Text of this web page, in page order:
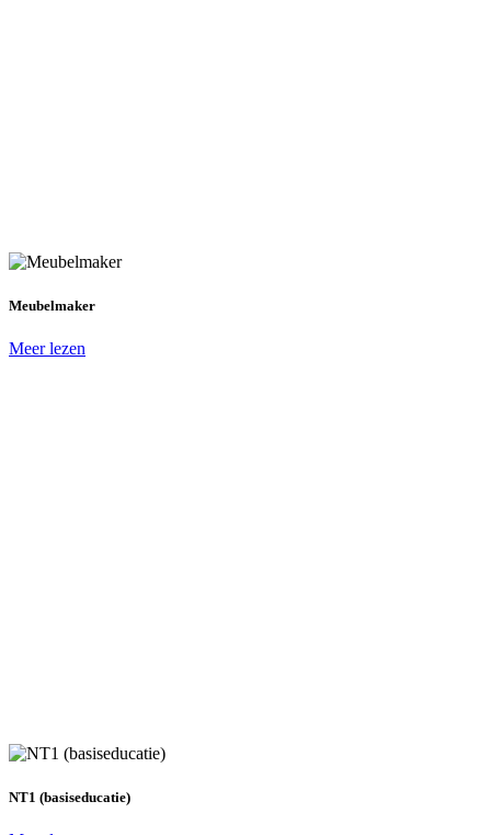
Meubelmaker
Meer lezen
NT1 (basiseducatie)